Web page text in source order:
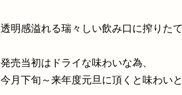
透明感溢れる瑞々しい飲み口に搾りた
発売当初はドライな味わいな為、
今月下旬～来年度元旦に頂くと味わい